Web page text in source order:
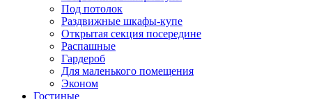
Под потолок
Раздвижные шкафы-купе
Открытая секция посередине
Распашные
Гардероб
Для маленького помещения
Эконом
Гостиные